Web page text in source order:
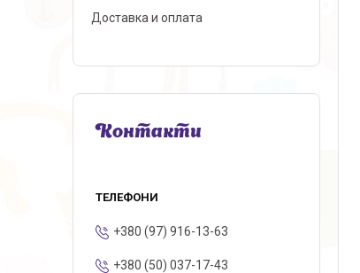
Доставка и оплата
Контакти
+380 (97) 916-13-63
+380 (50) 037-17-43